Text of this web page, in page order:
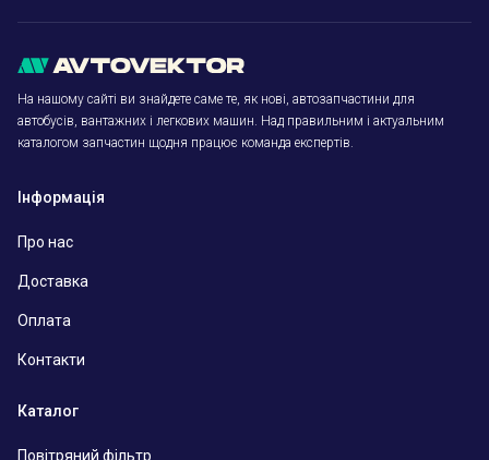
На нашому сайті ви знайдете саме те, як нові, автозапчастини для
автобусів, вантажних і легкових машин. Над правильним і актуальним
каталогом запчастин щодня працює команда експертів.
Інформація
Про нас
Доставка
Оплата
Контакти
Каталог
Повітряний фільтр